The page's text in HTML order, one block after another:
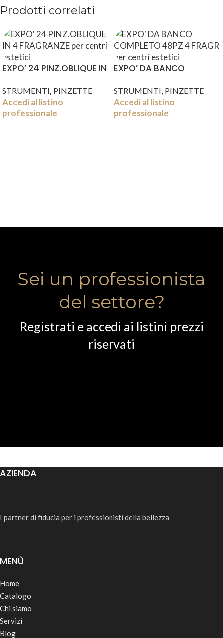
Prodotti correlati
EXPO’ 24 PINZ.OBLIQUE IN
STRUMENTI, PINZETTE
Accedi al listino
professionale
EXPO’ DA BANCO
STRUMENTI, PINZETTE
Accedi al listino
professionale
Sei un professionista
del settore?
Registrati e accedi ai listini prezzi
riservati
AZIENDA
I partner di fiducia per i professionisti della bellezza
MENÙ
Home
Catalogo
Chi siamo
Servizi
Blog